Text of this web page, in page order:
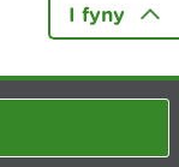
I fyny